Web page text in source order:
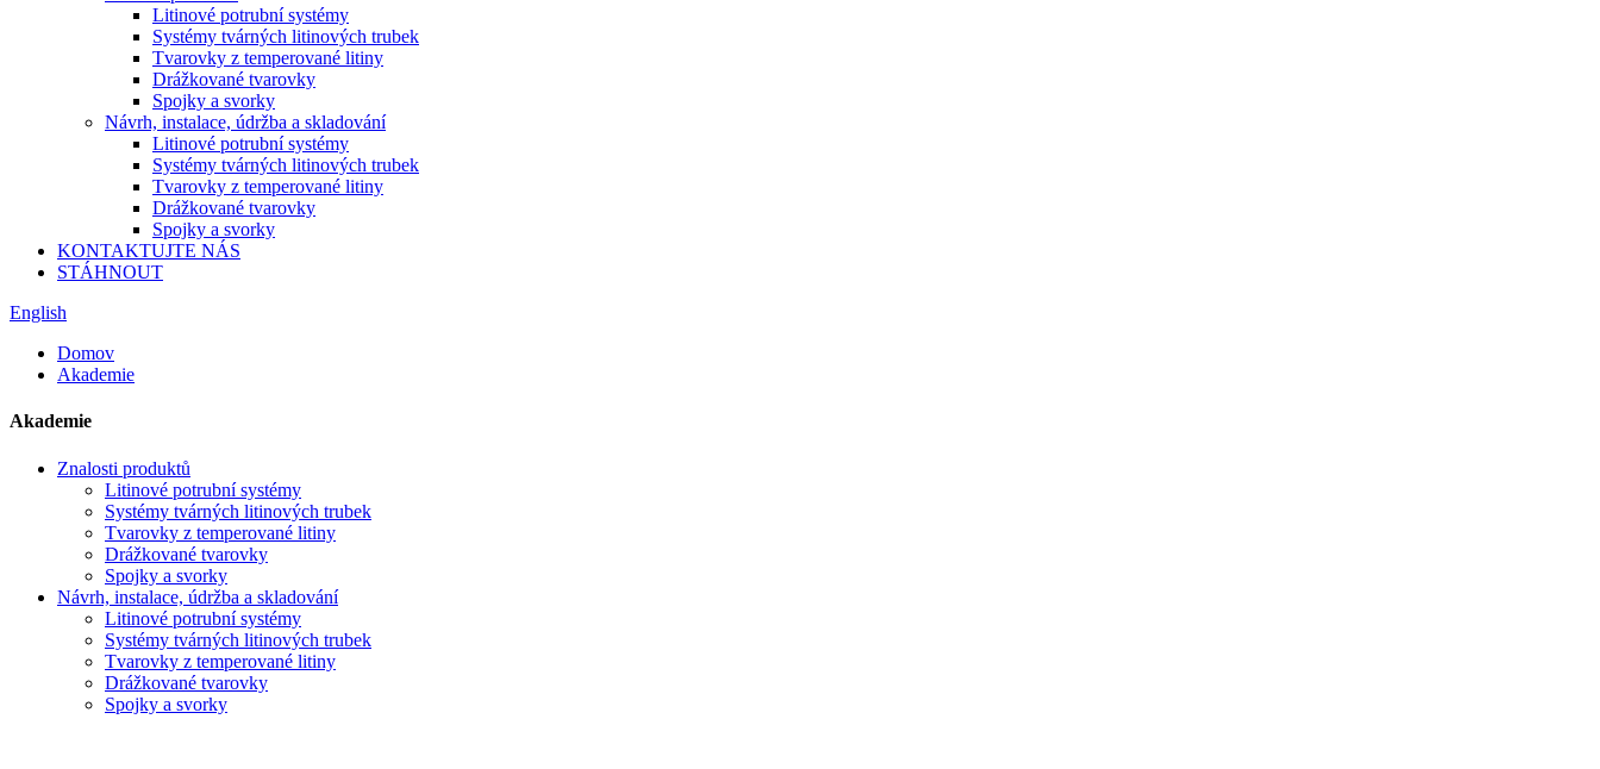
Litinové potrubní systémy
Systémy tvárných litinových trubek
Tvarovky z temperované litiny
Drážkované tvarovky
Spojky a svorky
Návrh, instalace, údržba a skladování
Litinové potrubní systémy
Systémy tvárných litinových trubek
Tvarovky z temperované litiny
Drážkované tvarovky
Spojky a svorky
KONTAKTUJTE NÁS
STÁHNOUT
English
Domov
Akademie
Akademie
Znalosti produktů
Litinové potrubní systémy
Systémy tvárných litinových trubek
Tvarovky z temperované litiny
Drážkované tvarovky
Spojky a svorky
Návrh, instalace, údržba a skladování
Litinové potrubní systémy
Systémy tvárných litinových trubek
Tvarovky z temperované litiny
Drážkované tvarovky
Spojky a svorky